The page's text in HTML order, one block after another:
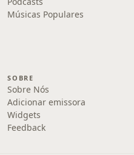
Músicas Populares
SOBRE
Sobre Nós
Adicionar emissora
Widgets
Feedback